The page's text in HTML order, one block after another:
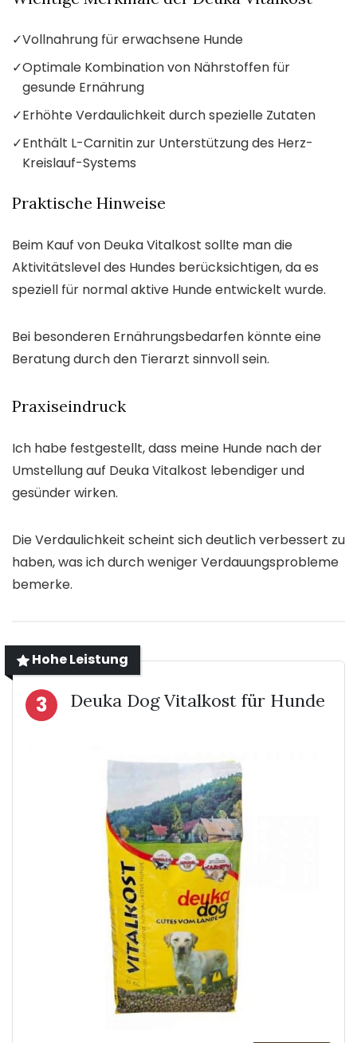
✓Vollnahrung für erwachsene Hunde
✓Optimale Kombination von Nährstoffen für
gesunde Ernährung
✓Erhöhte Verdaulichkeit durch spezielle Zutaten
✓Enthält L-Carnitin zur Unterstützung des Herz-
Kreislauf-Systems
Praktische Hinweise
Beim Kauf von Deuka Vitalkost sollte man die
Aktivitätslevel des Hundes berücksichtigen, da es
speziell für normal aktive Hunde entwickelt wurde.
Bei besonderen Ernährungsbedarfen könnte eine
Beratung durch den Tierarzt sinnvoll sein.
Praxiseindruck
Ich habe festgestellt, dass meine Hunde nach der
Umstellung auf Deuka Vitalkost lebendiger und
gesünder wirken.
Die Verdaulichkeit scheint sich deutlich verbessert zu
haben, was ich durch weniger Verdauungsprobleme
bemerke.
Hohe Leistung
3 Deuka Dog Vitalkost für Hunde